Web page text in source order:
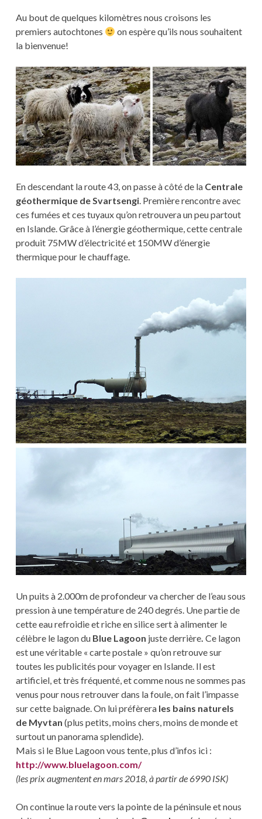
Au bout de quelques kilomètres nous croisons les
premiers autochtones
on espère qu’ils nous souhaitent
la bienvenue!
En descendant la route 43, on passe à côté de la Centrale
géothermique de Svartsengi. Première rencontre avec
ces fumées et ces tuyaux qu’on retrouvera un peu partout
en Islande. Grâce à l’énergie géothermique, cette centrale
produit 75MW d’électricité et 150MW d’énergie
thermique pour le chauffage.
Un puits à 2.000m de profondeur va chercher de l’eau sous
pression à une température de 240 degrés. Une partie de
cette eau refroidie et riche en silice sert à alimenter le
célèbre le lagon du Blue Lagoon juste derrière. Ce lagon
est une véritable « carte postale » qu’on retrouve sur
toutes les publicités pour voyager en Islande. Il est
artificiel, et très fréquenté, et comme nous ne sommes pas
venus pour nous retrouver dans la foule, on fait l’impasse
sur cette baignade. On lui préfèrera les bains naturels
de Myvtan (plus petits, moins chers, moins de monde et
surtout un panorama splendide).
Mais si le Blue Lagoon vous tente, plus d’infos ici :
http://www.bluelagoon.com/
(les prix augmentent en mars 2018, à partir de 6990 ISK)
On continue la route vers la pointe de la péninsule et nous